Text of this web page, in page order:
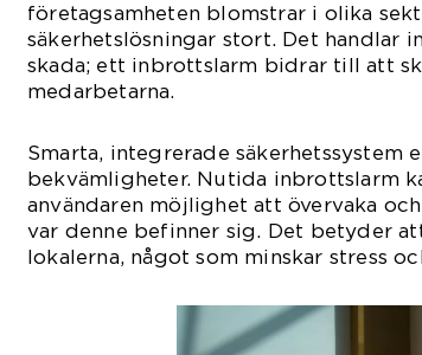
företagsamheten blomstrar i olika
säkerhetslösningar stort. Det handlar
skada; ett inbrottslarm bidrar till att
medarbetarna.
Smarta, integrerade säkerhetssystem
bekvämligheter. Nutida inbrottslarm
användaren möjlighet att övervaka
var denne befinner sig. Det betyder
lokalerna, något som minskar stress